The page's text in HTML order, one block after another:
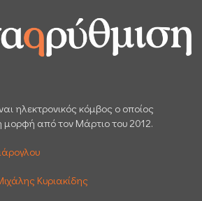
ηλεκτρονικός κόμβος ο οποίος
μορφή από τον Μάρτιο του 2012.
Κυριακίδης